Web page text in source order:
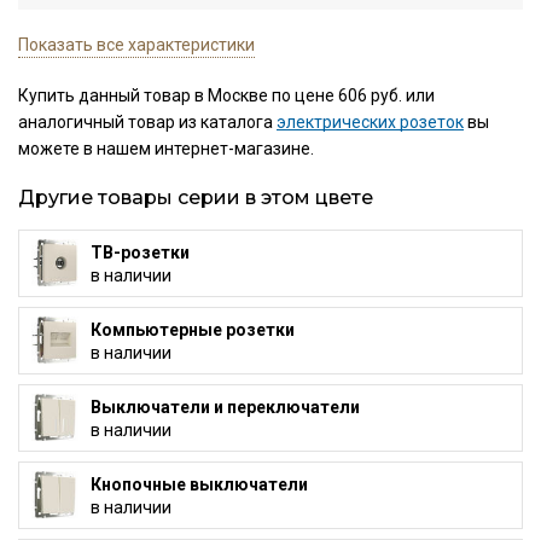
Показать все характеристики
Купить данный товар в Москве по цене 606 руб. или
аналогичный товар из каталогаэлектрических розетоквы
можете в нашем интернет-магазине.
Другие товары серии в этом цвете
ТВ-розетки
в наличии
Компьютерные розетки
в наличии
Выключатели и переключатели
в наличии
Кнопочные выключатели
в наличии